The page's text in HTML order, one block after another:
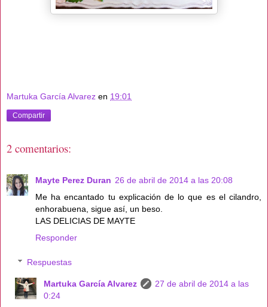
Martuka García Alvarez en 19:01
Compartir
2 comentarios:
Mayte Perez Duran 26 de abril de 2014 a las 20:08
Me ha encantado tu explicación de lo que es el cilandro,
enhorabuena, sigue así, un beso.
LAS DELICIAS DE MAYTE
Responder
Respuestas
Martuka García Alvarez
27 de abril de 2014 a las
0:24